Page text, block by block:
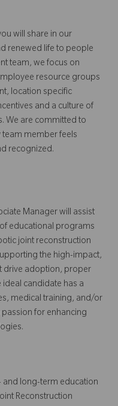
will share in our
renewed life to people
team, we focus on
resource groups
location specific
and a culture of
We are committed to
team member feels
recognized.
Manager will assist
educational programs
joint reconstruction
the high-impact,
drive adoption, proper
ideal candidate has a
medical training, and/or
for enhancing
and long-term education
Reconstruction